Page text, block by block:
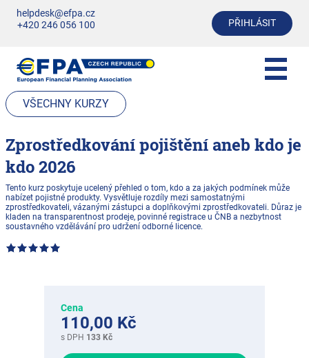
helpdesk@efpa.cz
+420 246 056 100
PŘIHLÁSIT
VŠECHNY KURZY
Zprostředkování pojištění aneb kdo je
kdo 2026
Tento kurz poskytuje ucelený přehled o tom, kdo a za jakých podmínek může
nabízet pojistné produkty. Vysvětluje rozdíly mezi samostatnými
zprostředkovateli, vázanými zástupci a doplňkovými zprostředkovateli. Důraz je
kladen na transparentnost prodeje, povinné registrace u ČNB a nezbytnost
soustavného vzdělávání pro udržení odborné licence.
Cena
110,00 Kč
s DPH 133 Kč